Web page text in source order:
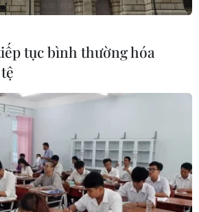
tục bình thường hóa